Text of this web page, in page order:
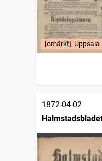
[omärkt], Uppsala
1872-04-02
Halmstadsbladet